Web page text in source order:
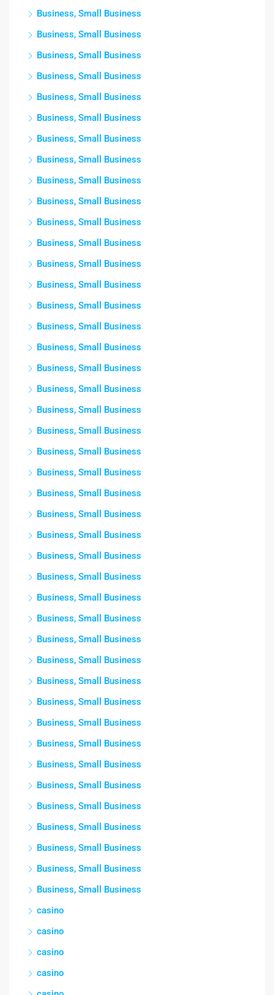
Business, Small Business
Business, Small Business
Business, Small Business
Business, Small Business
Business, Small Business
Business, Small Business
Business, Small Business
Business, Small Business
Business, Small Business
Business, Small Business
Business, Small Business
Business, Small Business
Business, Small Business
Business, Small Business
Business, Small Business
Business, Small Business
Business, Small Business
Business, Small Business
Business, Small Business
Business, Small Business
Business, Small Business
Business, Small Business
Business, Small Business
Business, Small Business
Business, Small Business
Business, Small Business
Business, Small Business
Business, Small Business
Business, Small Business
Business, Small Business
Business, Small Business
Business, Small Business
Business, Small Business
Business, Small Business
Business, Small Business
Business, Small Business
Business, Small Business
Business, Small Business
Business, Small Business
Business, Small Business
Business, Small Business
Business, Small Business
Business, Small Business
casino
casino
casino
casino